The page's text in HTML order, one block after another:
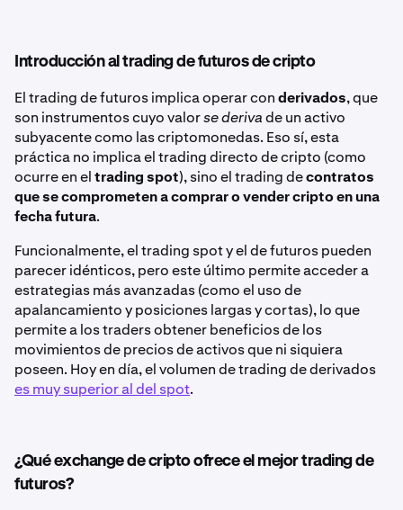
Introducción al trading de futuros de cripto
El trading de futuros implica operar conderivados, que
son instrumentos cuyo valorse derivade un activo
subyacente como las criptomonedas. Eso sí, esta
práctica no implica el trading directo de cripto (como
ocurre en eltrading spot), sino el trading decontratos
que se comprometen a comprar o vender cripto en una
fecha futura.
Funcionalmente, el trading spot y el de futuros pueden
parecer idénticos, pero este último permite acceder a
estrategias más avanzadas (como el uso de
apalancamiento y posiciones largas y cortas), lo que
permite a los traders obtener beneficios de los
movimientos de precios de activos que ni siquiera
poseen. Hoy en día, el volumen de trading de derivados
es muy superior al del spot.
¿Qué exchange de cripto ofrece el mejor trading de
futuros?